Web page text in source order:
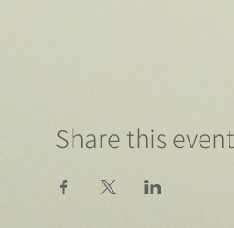
Share this event